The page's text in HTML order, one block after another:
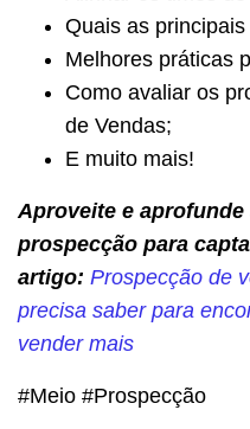
Quais as
Melhores práticas
Como avaliar os
de Vendas;
E muito mais!
Aproveite e
prospecção para
artigo: Prospecção de
precisa saber para
vender mais
#Meio #Prospecção